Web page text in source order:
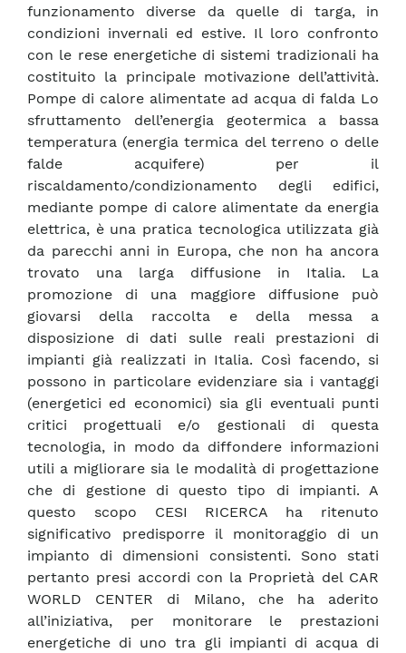
funzionamento diverse da quelle di targa, in
condizioni invernali ed estive. Il loro confronto
con le rese energetiche di sistemi tradizionali ha
costituito la principale motivazione dell’attività.
Pompe di calore alimentate ad acqua di falda Lo
sfruttamento dell’energia geotermica a bassa
temperatura (energia termica del terreno o delle
falde acquifere) per il
riscaldamento/condizionamento degli edifici,
mediante pompe di calore alimentate da energia
elettrica, è una pratica tecnologica utilizzata già
da parecchi anni in Europa, che non ha ancora
trovato una larga diffusione in Italia. La
promozione di una maggiore diffusione può
giovarsi della raccolta e della messa a
disposizione di dati sulle reali prestazioni di
impianti già realizzati in Italia. Così facendo, si
possono in particolare evidenziare sia i vantaggi
(energetici ed economici) sia gli eventuali punti
critici progettuali e/o gestionali di questa
tecnologia, in modo da diffondere informazioni
utili a migliorare sia le modalità di progettazione
che di gestione di questo tipo di impianti. A
questo scopo CESI RICERCA ha ritenuto
significativo predisporre il monitoraggio di un
impianto di dimensioni consistenti. Sono stati
pertanto presi accordi con la Proprietà del CAR
WORLD CENTER di Milano, che ha aderito
all’iniziativa, per monitorare le prestazioni
energetiche di uno tra gli impianti di acqua di